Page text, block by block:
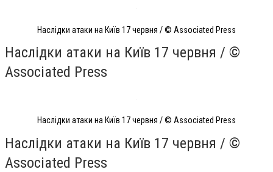
Наслідки атаки на Київ 17 червня / © Associated Press
Наслідки атаки на Київ 17 червня / ©
Associated Press
Наслідки атаки на Київ 17 червня / © Associated Press
Наслідки атаки на Київ 17 червня / ©
Associated Press